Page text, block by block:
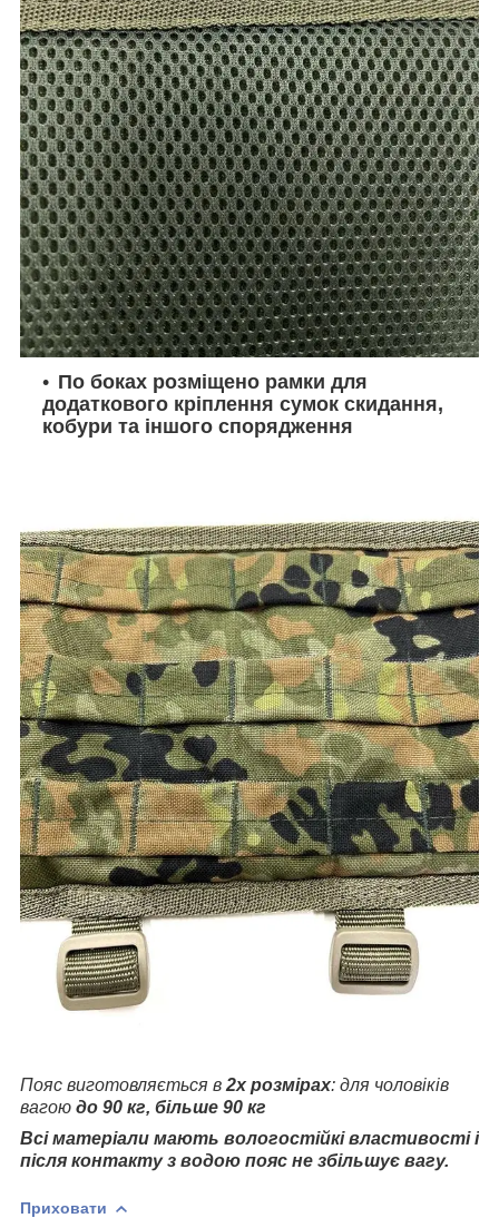
По боках розміщено рамки для
додаткового кріплення сумок скидання,
кобури та іншого спорядження
Пояс виготовляється в 2х розмірах: для чоловіків
вагою до 90 кг, більше 90 кг
Всі матеріали мають вологостійкі властивості і
після контакту з водою пояс не збільшує вагу.
Приховати